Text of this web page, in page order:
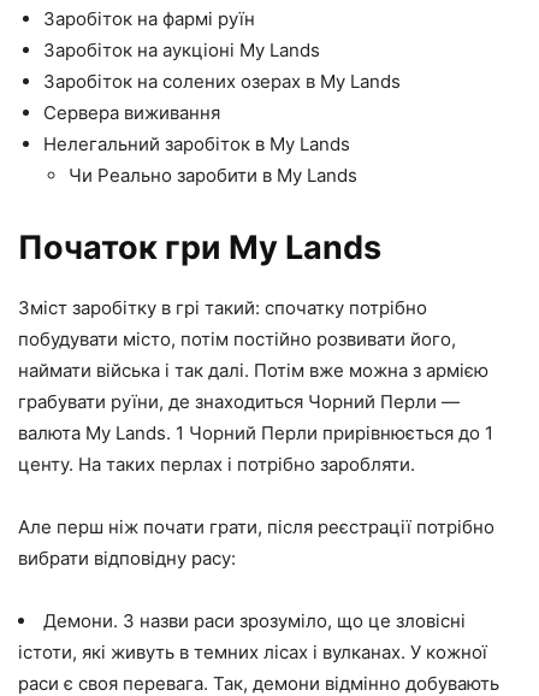
Заробіток на фармі руїн
Заробіток на аукціоні My Lands
Заробіток на солених озерах в My Lands
Сервера виживання
Нелегальний заробіток в My Lands
Чи Реально заробити в My Lands
Початок гри My Lands
Зміст заробітку в грі такий: спочатку потрібно
побудувати місто, потім постійно розвивати його,
наймати війська і так далі. Потім вже можна з армією
грабувати руїни, де знаходиться Чорний Перли —
валюта My Lands. 1 Чорний Перли прирівнюється до 1
центу. На таких перлах і потрібно заробляти.
Але перш ніж почати грати, після реєстрації потрібно
вибрати відповідну расу:
Демони. З назви раси зрозуміло, що це зловісні
істоти, які живуть в темних лісах і вулканах. У кожної
раси є своя перевага. Так, демони відмінно добувають